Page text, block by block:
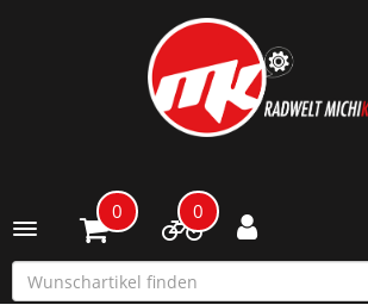
Toggle navigation
0 0